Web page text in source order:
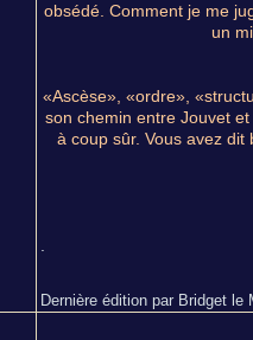
obsédé. Comment je me
un
«Ascèse», «ordre»,
son chemin entre Jouvet
à coup sûr. Vous avez
Dernière édition par Bridget